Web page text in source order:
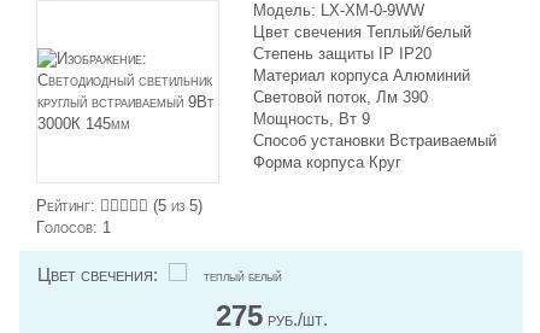
Рейтинг: (5 из 5)
Голосов: 1
Модель: LX-XM-0-9WW
Цвет свечения Теплый/белый
Степень защиты IP IP20
Материал корпуса Алюминий
Световой поток, Лм 390
Мощность, Вт 9
Способ установки Встраиваемый
Форма корпуса Круг
Цвет свечения: теплый белый
275руб./шт.